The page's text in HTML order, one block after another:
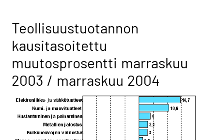
Teollisuustuotannon
kausitasoitettu
muutosprosentti marraskuu
2003 / marraskuu 2004